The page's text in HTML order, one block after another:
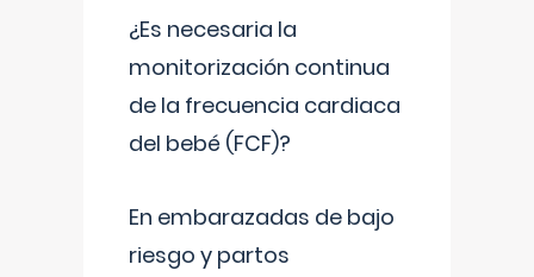
¿Es necesaria la
monitorización continua
de la frecuencia cardiaca
del bebé (FCF)?
En embarazadas de bajo
riesgo y partos